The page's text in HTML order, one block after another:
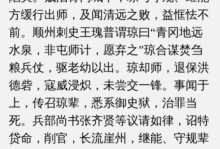
方缓行出师，及闻清远之败，益恇怯不
前。顺州刺史王瑰普谓琼曰“青冈地远
水泉，非屯师计，愿弃之”琼合谋焚刍
粮兵仗，驱老幼以出。琼却师，退保洪
德砦，寇威浸炽，未尝交一锋。事闻于
上，传召琼辈，悉系御史狱，治罪当
死。兵部尚书张齐贤等议请如律，诏特
贷命，削官，长流崖州，继能、守规辈